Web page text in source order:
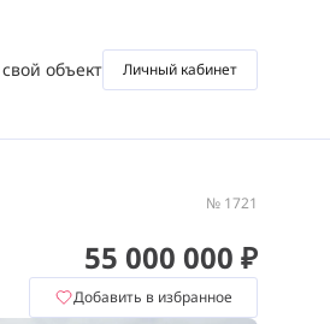
объект Личный кабинет
№ 1721
55 000 000 ₽
Добавить в избранное